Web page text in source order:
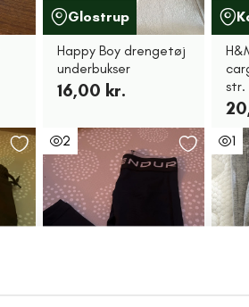
Glostrup
Happy Boy drengetøj
underbukser
16,00 kr.
str.
2 1